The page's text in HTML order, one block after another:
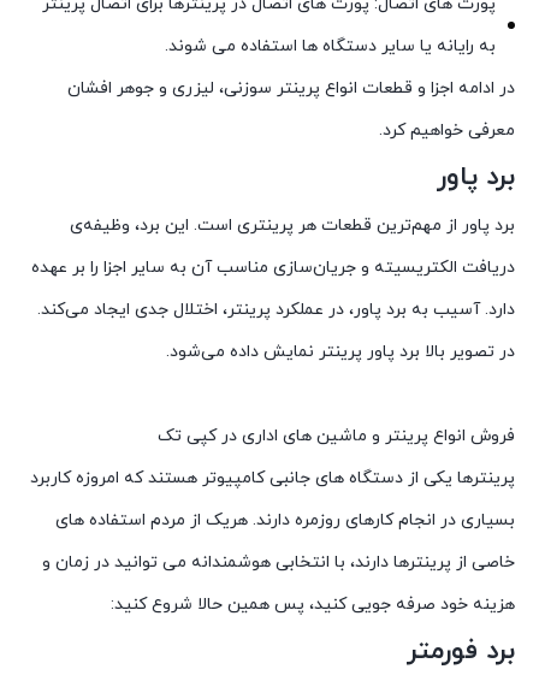
به رایانه یا سایر دستگاه ها استفاده می شوند.
در ادامه اجزا و قطعات انواع پرینتر سوزنی، لیزری و جوهر افشان
معرفی خواهیم کرد.
برد پاور
برد پاور از مهم‌ترین قطعات هر پرینتری است. این برد، وظیفه‌ی
دریافت الکتریسیته و جریان‌سازی مناسب آن به سایر اجزا را بر عهده
دارد. آسیب به برد پاور، در عملکرد پرینتر، اختلال جدی ایجاد می‌کند.
در تصویر بالا برد پاور پرینتر نمایش داده می‌شود.
فروش انواع پرینتر و ماشین های اداری در کپی تک
پرینترها یکی از دستگاه های جانبی کامپیوتر هستند که امروزه کاربرد
بسیاری در انجام کارهای روزمره دارند. هریک از مردم استفاده های
خاصی از پرینترها دارند، با انتخابی هوشمندانه می توانید در زمان و
هزینه خود صرفه جویی کنید، پس همین حالا شروع کنید:
برد فورمتر